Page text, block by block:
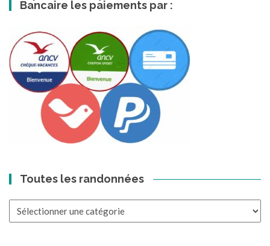
Bancaire les paiements par :
Toutes les randonnées